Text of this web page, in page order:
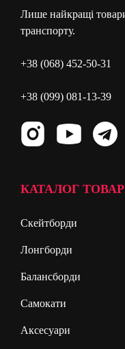
Лише найкращі
транспорту.
+38 (068) 452-50-31
+38 (099) 081-13-39
КАТАЛОГ
Скейтборди
Лонгборди
Балансборди
Самокати
Аксесуари